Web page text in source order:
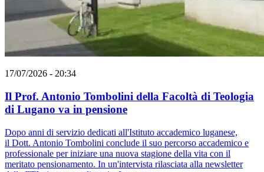
17/07/2026 - 20:34
Il Prof. Antonio Tombolini della Facoltà di Teologia
di Lugano va in pensione
Dopo anni di servizio dedicati all'Istituto accademico luganese,
il Dott. Antonio Tombolini conclude il suo percorso accademico e
professionale per iniziare una nuova stagione della vita con il
meritato pensionamento. In un'intervista rilasciata alla newsletter